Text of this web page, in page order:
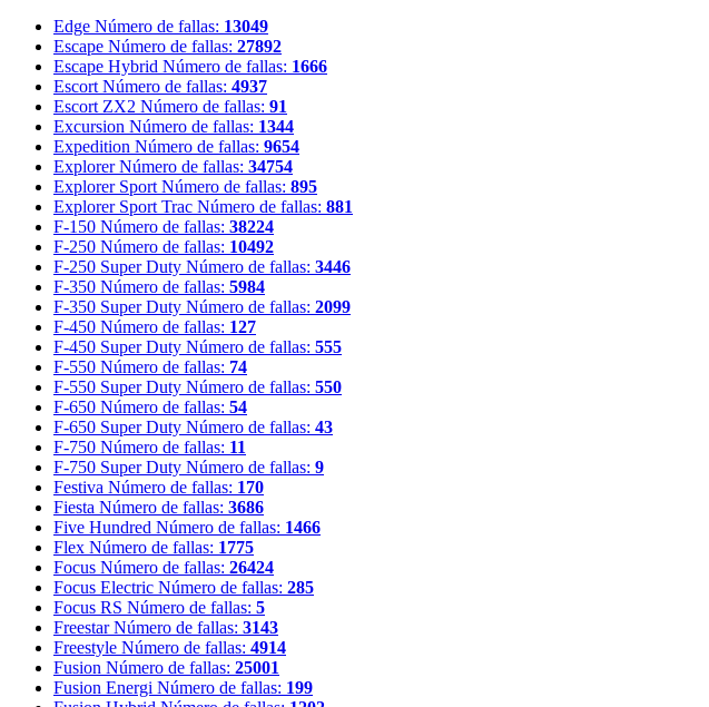
Edge Número de fallas: 13049
Escape Número de fallas: 27892
Escape Hybrid Número de fallas: 1666
Escort Número de fallas: 4937
Escort ZX2 Número de fallas: 91
Excursion Número de fallas: 1344
Expedition Número de fallas: 9654
Explorer Número de fallas: 34754
Explorer Sport Número de fallas: 895
Explorer Sport Trac Número de fallas: 881
F-150 Número de fallas: 38224
F-250 Número de fallas: 10492
F-250 Super Duty Número de fallas: 3446
F-350 Número de fallas: 5984
F-350 Super Duty Número de fallas: 2099
F-450 Número de fallas: 127
F-450 Super Duty Número de fallas: 555
F-550 Número de fallas: 74
F-550 Super Duty Número de fallas: 550
F-650 Número de fallas: 54
F-650 Super Duty Número de fallas: 43
F-750 Número de fallas: 11
F-750 Super Duty Número de fallas: 9
Festiva Número de fallas: 170
Fiesta Número de fallas: 3686
Five Hundred Número de fallas: 1466
Flex Número de fallas: 1775
Focus Número de fallas: 26424
Focus Electric Número de fallas: 285
Focus RS Número de fallas: 5
Freestar Número de fallas: 3143
Freestyle Número de fallas: 4914
Fusion Número de fallas: 25001
Fusion Energi Número de fallas: 199